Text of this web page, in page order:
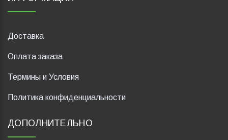
Доставка
Оплата заказа
Термины и Условия
Политика конфиденциальности
ДОПОЛНИТЕЛЬНО